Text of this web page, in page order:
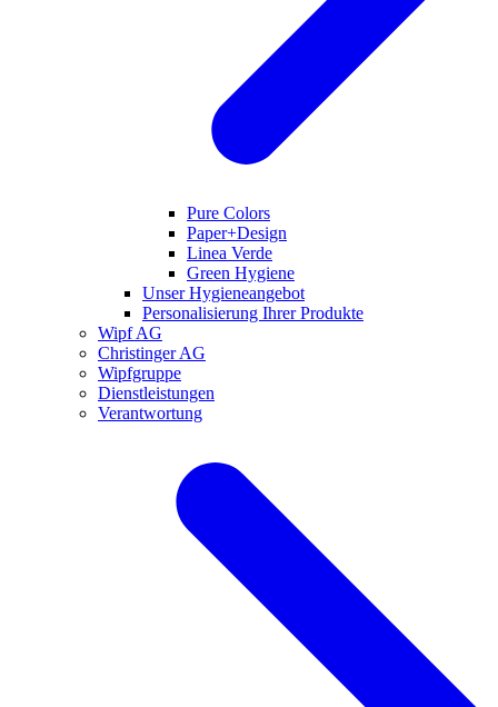
Pure Colors
Paper+Design
Linea Verde
Green Hygiene
Unser Hygieneangebot
Personalisierung Ihrer Produkte
Wipf AG
Christinger AG
Wipfgruppe
Dienstleistungen
Verantwortung